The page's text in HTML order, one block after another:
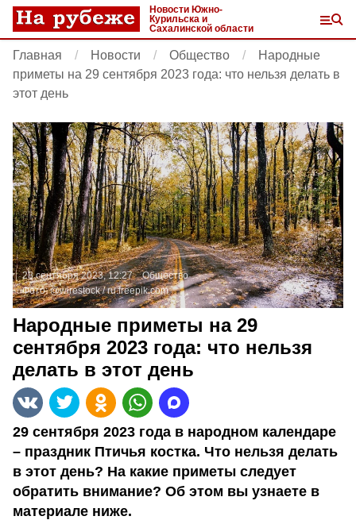
Новости Южно-
Курильска и
Сахалинской области
Главная Новости Общество
Народные
приметы на 29 сентября 2023 года: что нельзя делать в
этот день
28 сентября 2023, 12:27
Общество
Фото:@wirestock /ru.freepik.com
Народные приметы на 29
сентября 2023 года: что нельзя
делать в этот день
29 сентября 2023 года в народном календаре
– праздник Птичья костка. Что нельзя делать
в этот день? На какие приметы следует
обратить внимание? Об этом вы узнаете в
материале ниже.